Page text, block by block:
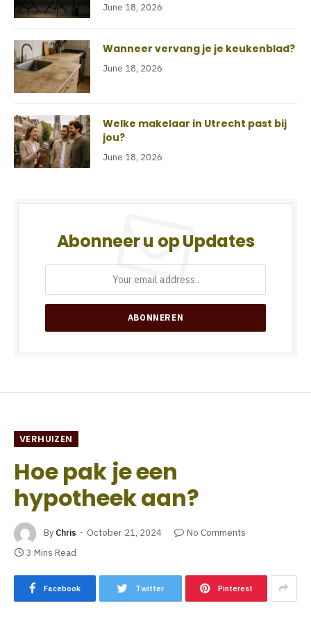
June 18, 2026
Wanneer vervang je je keukenblad?
June 18, 2026
Welke makelaar in Utrecht past bij
jou?
June 18, 2026
Abonneer u op Updates
VERHUIZEN
Hoe pak je een
hypotheek aan?
By Chris October 21, 2024
No Comments
3 Mins Read
Facebook Twitter Pinterest